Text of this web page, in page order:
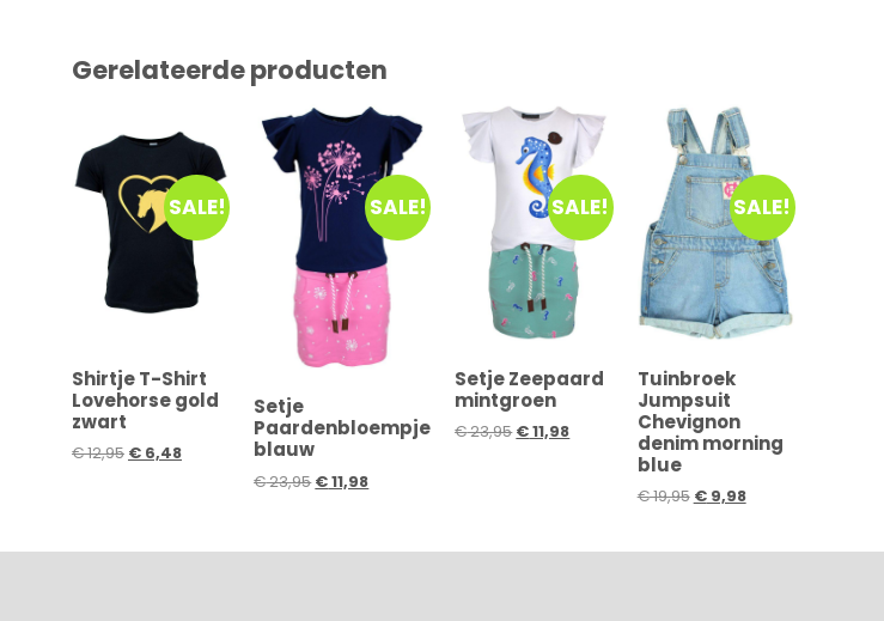
Gerelateerde producten
SALE!
Shirtje T-Shirt
Lovehorse gold
zwart
€12,95 € 6,48
SALE!
Setje
Paardenbloempje
blauw
€23,95 €11,98
SALE!
Setje Zeepaard
mintgroen
€23,95 €11,98
SALE!
Tuinbroek
Jumpsuit
Chevignon
denim morning
blue
€19,95 €9,98